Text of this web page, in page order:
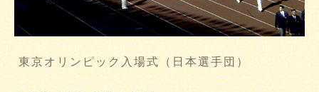
東京オリンピック入場式（日本選手団）